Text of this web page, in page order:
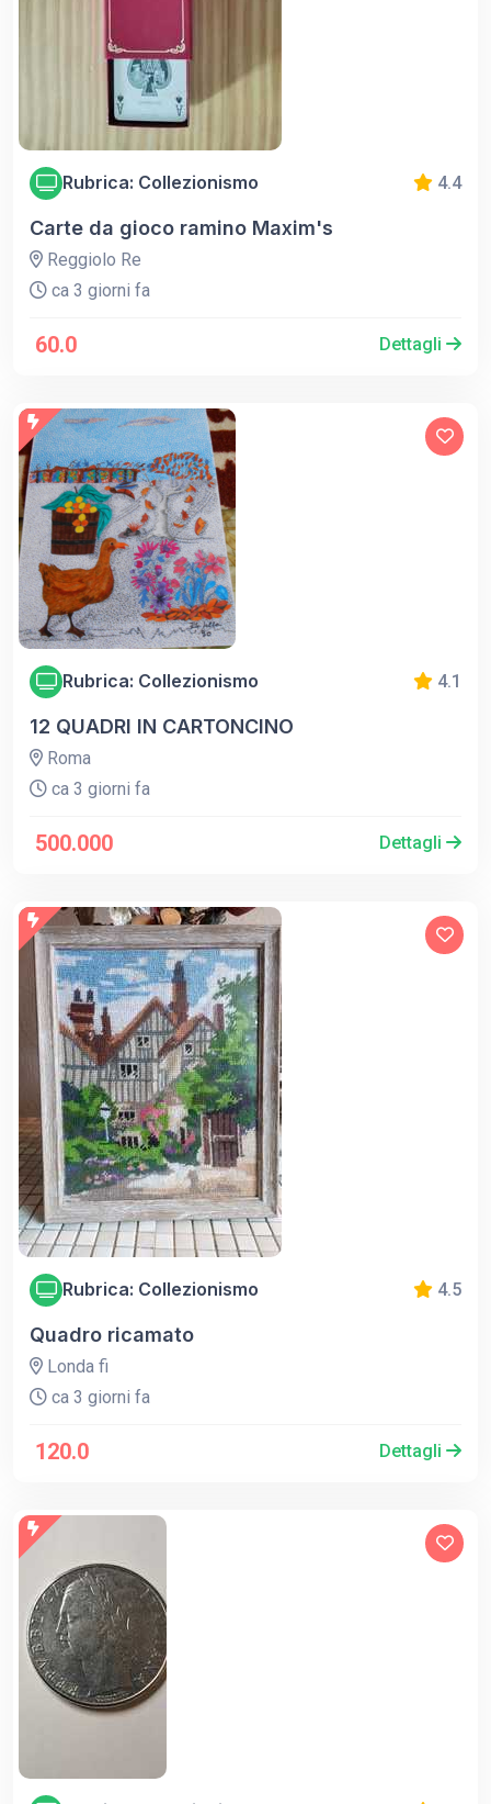
Rubrica: Collezionismo 4.4
Carte da gioco ramino Maxim's
Reggiolo Re
ca 3 giorni fa
60.0 Dettagli
Rubrica: Collezionismo 4.1
12 QUADRI IN CARTONCINO
Roma
ca 3 giorni fa
500.000 Dettagli
Rubrica: Collezionismo 4.5
Quadro ricamato
Londa fi
ca 3 giorni fa
120.0 Dettagli